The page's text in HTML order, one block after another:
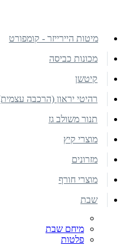
מיטות היירייזר - קומפורט
מכונות כביסה
קיטשן
רהיטי יראון (הרכבה
תנור משולב גז
מוצרי קיץ
מזרונים
מוצרי חורף
שבת
מיחם שבת
פלטות